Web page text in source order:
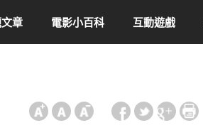
章 電影小百科 互動遊戲